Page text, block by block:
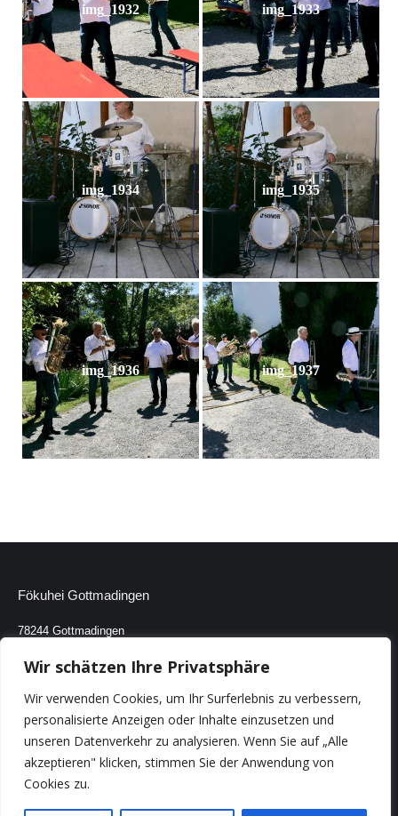
Wir schätzen Ihre Privatsphäre
Wir verwenden Cookies, um Ihr Surferlebnis zu verbessern,
personalisierte Anzeigen oder Inhalte einzusetzen und
unseren Datenverkehr zu analysieren. Wenn Sie auf „Alle
akzeptieren" klicken, stimmen Sie der Anwendung von
Cookies zu.
img_1932 img_1933
img_1934 img_1935
img_1936 img_1937
Fökuhei Gottmadingen
78244 Gottmadingen
Kontakt
Impressum
Datenschutzerklärung